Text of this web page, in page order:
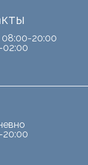
20:00